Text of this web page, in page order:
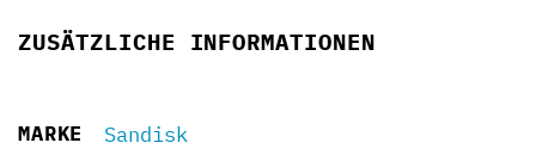
ZUSÄTZLICHE INFORMATIONEN
MARKE Sandisk